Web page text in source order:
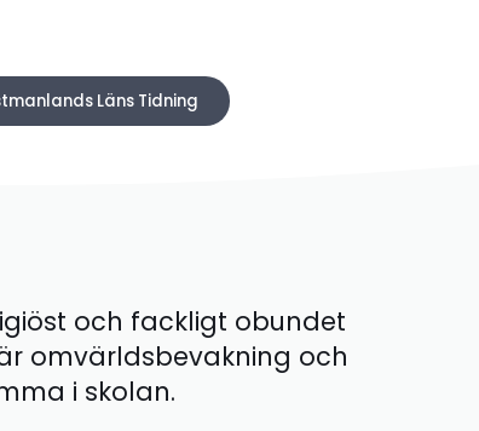
Läns Tidning
och fackligt obundet
omvärldsbevakning och
i skolan.